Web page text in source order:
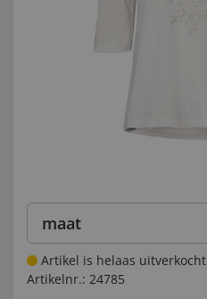
maat
Artikel is helaas uitverkocht
Artikelnr.: 24785